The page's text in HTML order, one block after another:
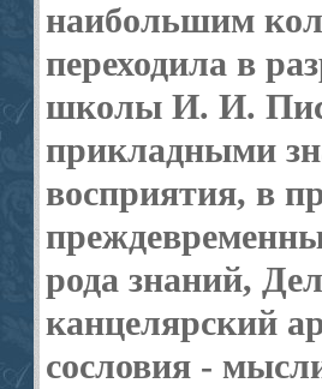
наибольшим
переходила в
школы И. И.
прикладными
восприятия, в
рода знаний,
канцелярский
сословия -